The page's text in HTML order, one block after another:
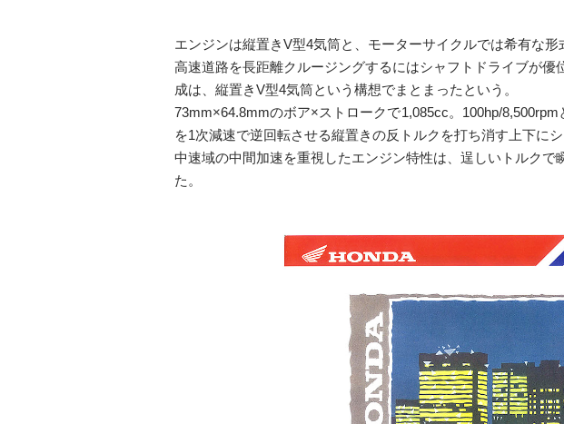
エンジンは縦置きV型4気筒と、モーターサイクルでは希有な形
高速道路を長距離クルージングするにはシャフトドライブが
成は、縦置きV型4気筒という構想でまとまったという。
73mm×64.8mmのボア×ストロークで1,085cc。100hp/
を1次減速で逆回転させる縦置きの反トルクを打ち消す上下にシ
中速域の中間加速を重視したエンジン特性は、逞しいトルク
た。